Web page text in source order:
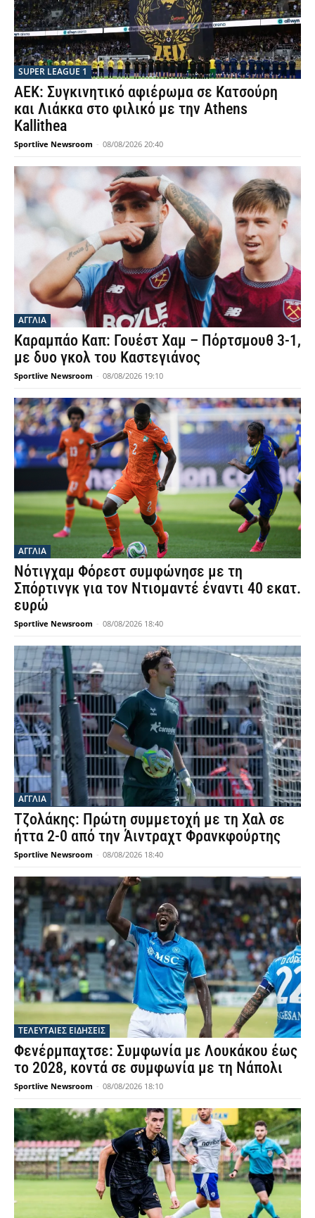
SUPER LEAGUE 1
ΑΕΚ: Συγκινητικό αφιέρωμα σε Κατσούρη
και Λιάκκα στο φιλικό με την Athens
Kallithea
Sportlive Newsroom - 08/08/2026 20:40
ΑΓΓΛΙΑ
Καραμπάο Καπ: Γουέστ Χαμ – Πόρτσμουθ 3-1,
με δυο γκολ του Καστεγιάνος
Sportlive Newsroom - 08/08/2026 19:10
ΑΓΓΛΙΑ
Νότιγχαμ Φόρεστ συμφώνησε με τη
Σπόρτινγκ για τον Ντιομαντέ έναντι 40 εκατ.
ευρώ
Sportlive Newsroom - 08/08/2026 18:40
ΑΓΓΛΙΑ
Τζολάκης: Πρώτη συμμετοχή με τη Χαλ σε
ήττα 2-0 από την Άιντραχτ Φρανκφούρτης
Sportlive Newsroom - 08/08/2026 18:40
ΤΕΛΕΥΤΑΙΕΣ ΕΙΔΗΣΕΙΣ
Φενέρμπαχτσε: Συμφωνία με Λουκάκου έως
το 2028, κοντά σε συμφωνία με τη Νάπολι
Sportlive Newsroom - 08/08/2026 18:10